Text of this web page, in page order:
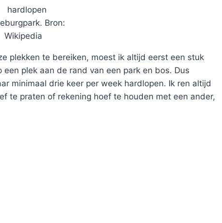
Bron:
Wikipedia
plekken te bereiken, moest ik altijd eerst een stuk
plek aan de rand van een park en bos. Dus
minimaal drie keer per week hardlopen. Ik ren altijd
te praten of rekening hoef te houden met een ander,